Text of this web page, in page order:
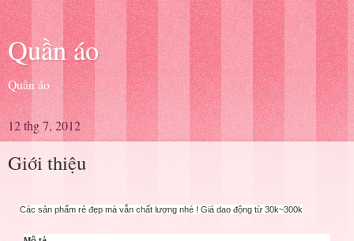
Quần áo
Quần áo
12 thg 7, 2012
Giới thiệu
Các sản phẩm rẻ đẹp mà vẫn chất lượng nhé ! Giá dao động từ 30k~300k